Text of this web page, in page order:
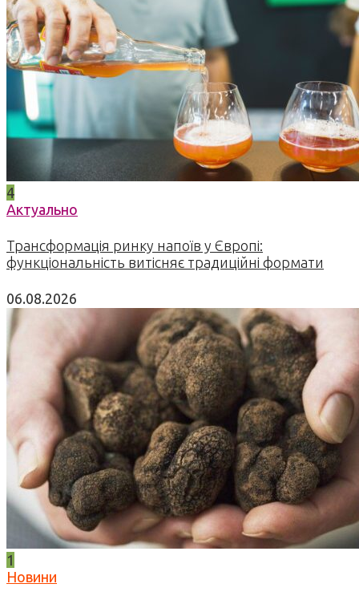
4
Актуально
Трансформація ринку напоїв у Європі:
функціональність витісняє традиційні формати
06.08.2026
1
Новини